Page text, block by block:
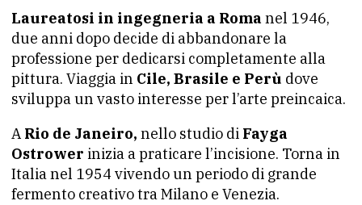
Laureatosi in ingegneria a Roma nel 1946,
due anni dopo decide di abbandonare la
professione per dedicarsi completamente alla
pittura. Viaggia in Cile, Brasile e Perù dove
sviluppa un vasto interesse per l’arte preincaica.
A Rio de Janeiro, nello studio di Fayga
Ostrower inizia a praticare l’incisione. Torna in
Italia nel 1954 vivendo un periodo di grande
fermento creativo tra Milano e Venezia.